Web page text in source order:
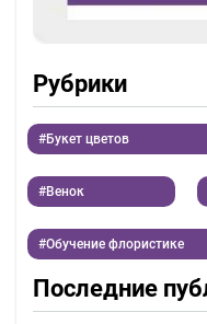
Рубрики
Букет цветов
Венок
Обучение флористике
Последние